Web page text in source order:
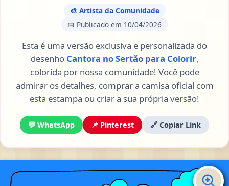
🎨 Artista da Comunidade
📅 Publicado em 10/04/2026
Esta é uma versão exclusiva e personalizada do
desenho Cantora no Sertão para Colorir,
colorida por nossa comunidade! Você pode
admirar os detalhes, comprar a camisa oficial com
esta estampa ou criar a sua própria versão!
💬 WhatsApp 📌 Pinterest 🔗 Copiar Link